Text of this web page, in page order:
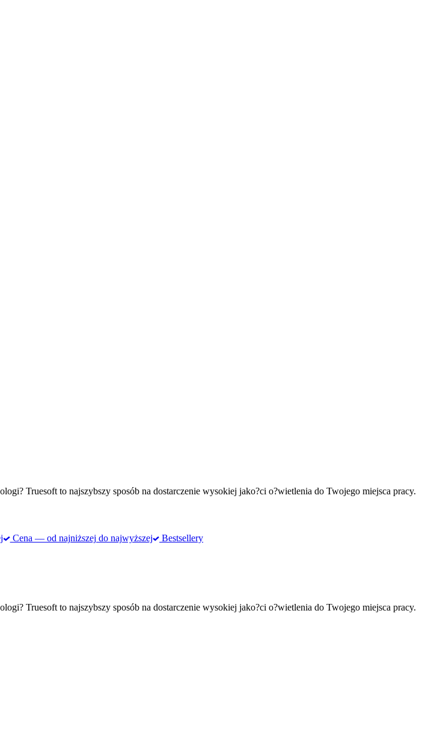
Truesoft to najszybszy sposób na dostarczenie wysokiej jako?ci o?wietlenia do Twojego miejsca pracy.
Cena — od najniższej do najwyższej
Bestsellery
Truesoft to najszybszy sposób na dostarczenie wysokiej jako?ci o?wietlenia do Twojego miejsca pracy.